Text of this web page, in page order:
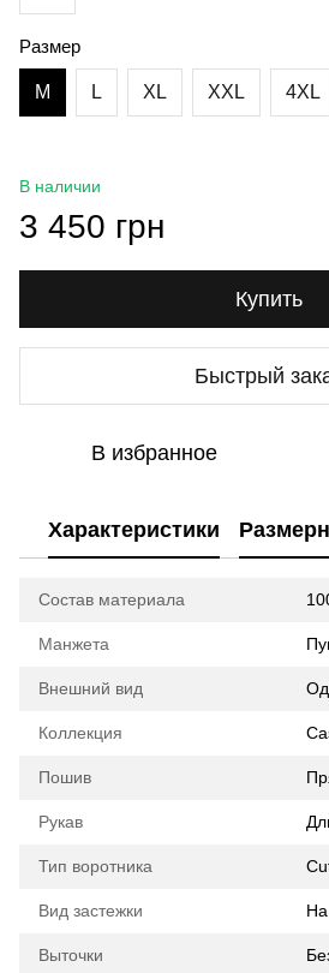
Размер
M L XL XXL 4XL
В наличии
3 450 грн
Купить
Быстрый
В избранное
Характеристики
Состав материала
Манжета
Внешний вид
Коллекция
Пошив
Рукав
Тип воротника
Вид застежки На
Выточки